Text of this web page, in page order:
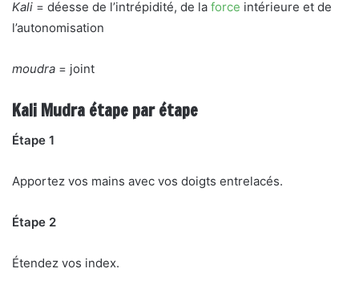
Kali = déesse de l’intrépidité, de la force intérieure et de
l’autonomisation
moudra = joint
Kali Mudra étape par étape
Étape 1
Apportez vos mains avec vos doigts entrelacés.
Étape 2
Étendez vos index.